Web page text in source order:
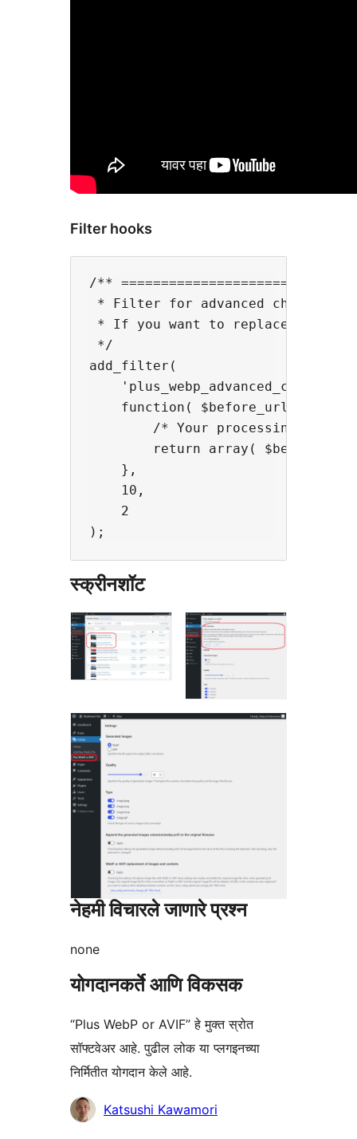
Filter hooks
/**
* Filter for advanced change
* If you want to replace other
*/
add_filter(
function( $before_url,
        /* Your processing */
return array(
    },
    10,
    2
स्क्रीनशॉट
नेहमी विचारले जाणारे प्रश्न
none
योगदानकर्ते आणि विकसक
“Plus WebP or AVIF” हे मुक्त स्रोत
सॉफ्टवेअर आहे. पुढील लोक या प्लगइनच्या
निर्मितीत योगदान केले आहे.
योगदानकर्तेKatsushi Kawamori